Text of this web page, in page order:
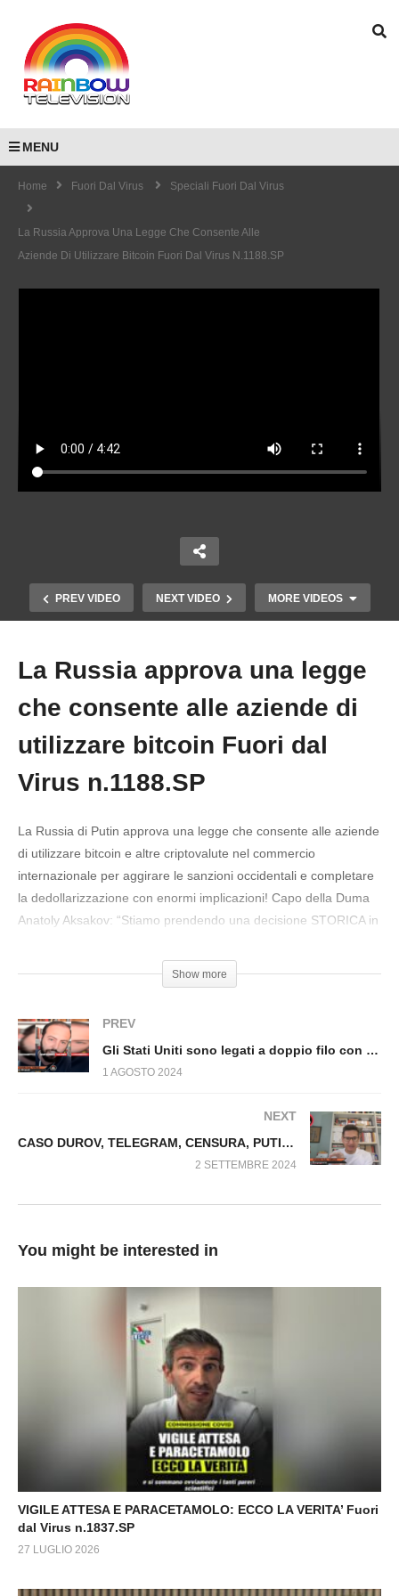
MENU
Home Fuori Dal Virus Speciali Fuori Dal Virus
La Russia Approva Una Legge Che Consente Alle
Aziende Di Utilizzare Bitcoin Fuori Dal Virus N.1188.SP
PREV VIDEO NEXT VIDEO MORE VIDEOS
Copy Embed Code
n.1159.SP
La Russia approva una legge
che consente alle aziende di
utilizzare bitcoin Fuori dal
Virus n.1188.SP
La Russia di Putin approva una legge che consente alle aziende
di utilizzare bitcoin e altre criptovalute nel commercio
internazionale per aggirare le sanzioni occidentali e completare
la dedollarizzazione con enormi implicazioni! Capo della Duma
Anatoly Aksakov: “Stiamo prendendo una decisione STORICA in
#Putin #Bitcoin #Commercio #Russia #Cryptovalute
Show more
PREV
Gli Stati Uniti sono legati a doppio filo con Israele Fuori dal Virus n.1187.SP
1 AGOSTO 2024
NEXT
CASO DUROV, TELEGRAM, CENSURA, PUTIN Fuori dal Virus n.1197.SP
2 SETTEMBRE 2024
You might be interested in
VIGILE ATTESA E PARACETAMOLO: ECCO LA VERITA’ Fuori
dal Virus n.1837.SP
27 LUGLIO 2026